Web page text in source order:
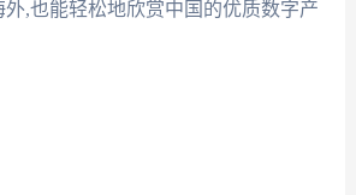
,也能轻松地欣赏中国的优质数字产